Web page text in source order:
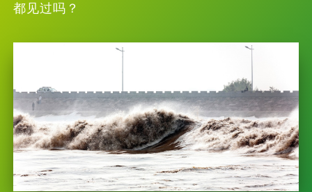
都见过吗？